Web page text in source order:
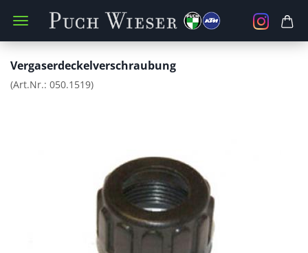
Vergaserdeckelverschraubung
(Art.Nr.: 050.1519)